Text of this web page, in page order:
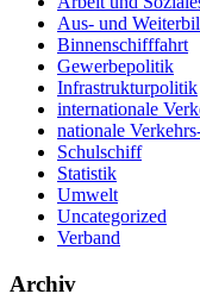
Aus- und
Binnenschifffahrt
Gewerbepolitik
Infrastrukturpolitik
internationale
nationale
Schulschiff
Statistik
Umwelt
Uncategorized
Verband
Archiv